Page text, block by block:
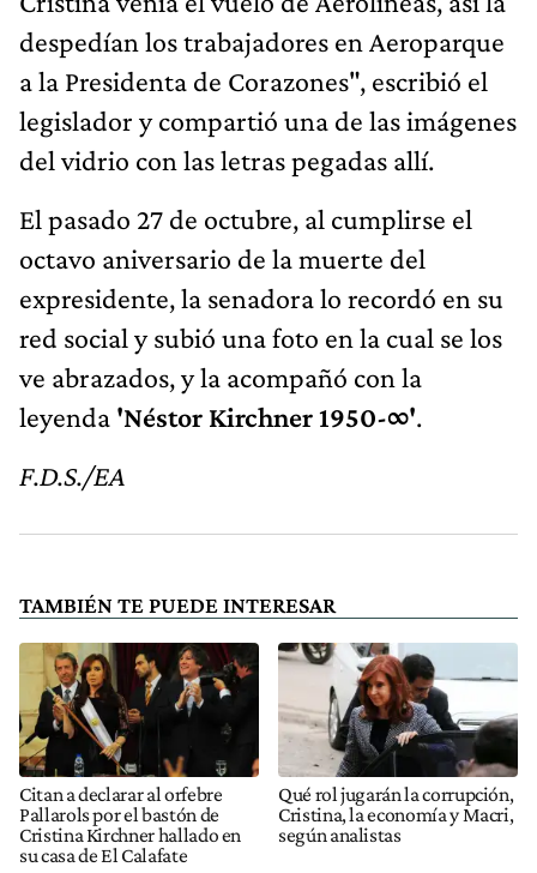
despedían los trabajadores en Aeroparque
a la Presidenta de Corazones", escribió el
legislador y compartió una de las imágenes
del vidrio con las letras pegadas allí.
El pasado 27 de octubre, al cumplirse el
octavo aniversario de la muerte del
expresidente, la senadora lo recordó en su
red social y subió una foto en la cual se los
ve abrazados, y la acompañó con la
leyenda 'Néstor Kirchner 1950-∞'.
F.D.S./EA
TAMBIÉN TE PUEDE INTERESAR
Citan a declarar al orfebre
Pallarols por el bastón de
Cristina Kirchner hallado en
su casa de El Calafate
Qué rol jugarán la corrupción,
Cristina, la economía y Macri,
según analistas